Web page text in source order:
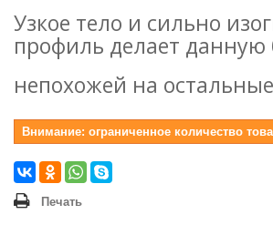
Узкое тело и сильно
профиль делает данную
непохожей на
Внимание: ограниченное количество
Печать